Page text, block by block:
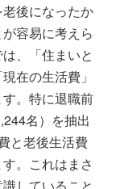
後になったか
容易に考えら
、「住まいと
在の生活費」
。特に退職前
名）を抽出
と老後生活費
。これはまさ
していること